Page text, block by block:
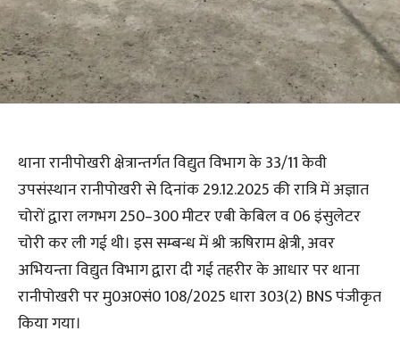
थाना रानीपोखरी क्षेत्रान्तर्गत विद्युत विभाग के 33/11 केवी
उपसंस्थान रानीपोखरी से दिनांक 29.12.2025 की रात्रि में अज्ञात
चोरों द्वारा लगभग 250–300 मीटर एबी केबिल व 06 इंसुलेटर
चोरी कर ली गई थी। इस सम्बन्ध में श्री ऋषिराम क्षेत्री, अवर
अभियन्ता विद्युत विभाग द्वारा दी गई तहरीर के आधार पर थाना
रानीपोखरी पर मु0अ0सं0 108/2025 धारा 303(2) BNS पंजीकृत
किया गया।